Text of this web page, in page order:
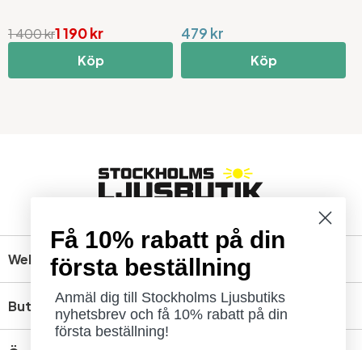
1 190 kr
1 400 kr
Köp
479 kr
Köp
Webbshop
Butik
Få 10% rabatt på din
första beställning
Anmäl dig till Stockholms Ljusbutiks
nyhetsbrev och få 10% rabatt på din
första beställning!